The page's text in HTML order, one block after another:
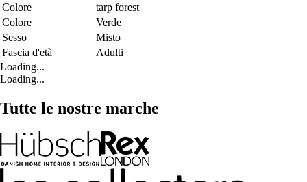
Colore
tarp forest
Colore
Verde
Sesso
Misto
Fascia d'età
Adulti
Loading...
Loading...
Tutte le nostre marche